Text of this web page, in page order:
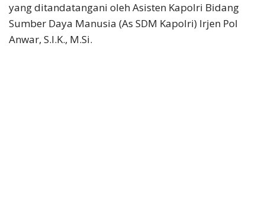
yang ditandatangani oleh Asisten Kapolri Bidang
Sumber Daya Manusia (As SDM Kapolri) Irjen Pol
Anwar, S.I.K., M.Si.